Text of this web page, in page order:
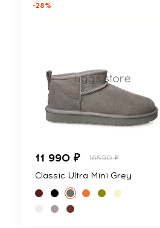
-28%
11 990 ₽ 16590 ₽
Classic Ultra Mini Grey